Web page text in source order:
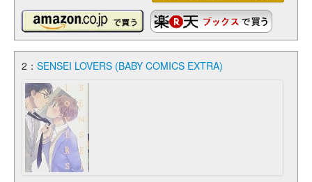
2： SENSEI LOVERS (BABY COMICS EXTRA)